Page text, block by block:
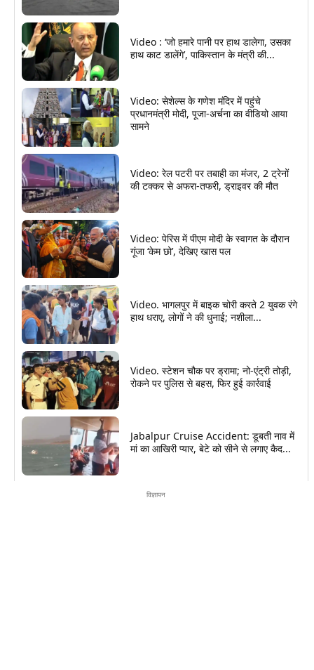
Video : ‘जो हमारे पानी पर हाथ डालेगा, उसका
हाथ काट डालेंगे’, पाकिस्तान के मंत्री की...
Video: सेशेल्स के गणेश मंदिर में पहुंचे
प्रधानमंत्री मोदी, पूजा-अर्चना का वीडियो आया
सामने
Video: रेल पटरी पर तबाही का मंजर, 2 ट्रेनों
की टक्कर से अफरा-तफरी, ड्राइवर की मौत
Video: पेरिस में पीएम मोदी के स्वागत के दौरान
गूंजा ‘केम छो’, देखिए खास पल
Video. भागलपुर में बाइक चोरी करते 2 युवक रंगे
हाथ धराए, लोगों ने की धुनाई; नशीला...
Video. स्टेशन चौक पर ड्रामा; नो-एंट्री तोड़ी,
रोकने पर पुलिस से बहस, फिर हुई कार्रवाई
Jabalpur Cruise Accident: डूबती नाव में
मां का आखिरी प्यार, बेटे को सीने से लगाए कैद...
विज्ञापन